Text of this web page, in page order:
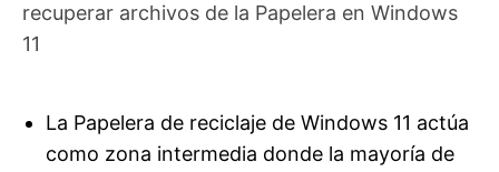
recuperar archivos de la Papelera en Windows
11
La Papelera de reciclaje de Windows 11 actúa
como zona intermedia donde la mayoría de